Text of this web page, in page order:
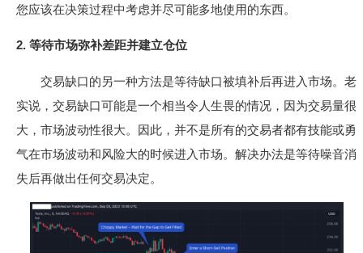
您应该在决策过程中考虑并尽可能多地使用的东西。
2. 等待市场弥补差距并建立仓位
交易缺口的另一种方法是等待缺口被填补后再进入市场。老
实说，交易缺口可能是一个相当令人生畏的情况，因为交易量很
大，市场波动性很大。因此，并不是所有的交易者都有技能或勇
气在市场波动和风险大的时候进入市场。解决办法是等待噪音消
失后再做出任何交易决定。